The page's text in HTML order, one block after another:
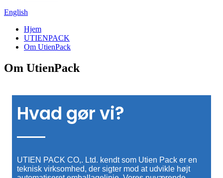
English
Hjem
UTIENPACK
Om UtienPack
Om UtienPack
Hvad gør vi?
UTIEN PACK CO,. Ltd. kendt som Utien Pack er en
teknisk virksomhed, der sigter mod at udvikle højt